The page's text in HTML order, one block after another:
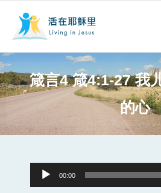
视听节目
阅读文章
奉献支持
箴言4 箴4:1-27 我
的心
Audio
Player
00:00